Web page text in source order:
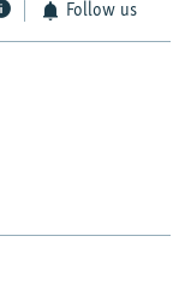
Follow us